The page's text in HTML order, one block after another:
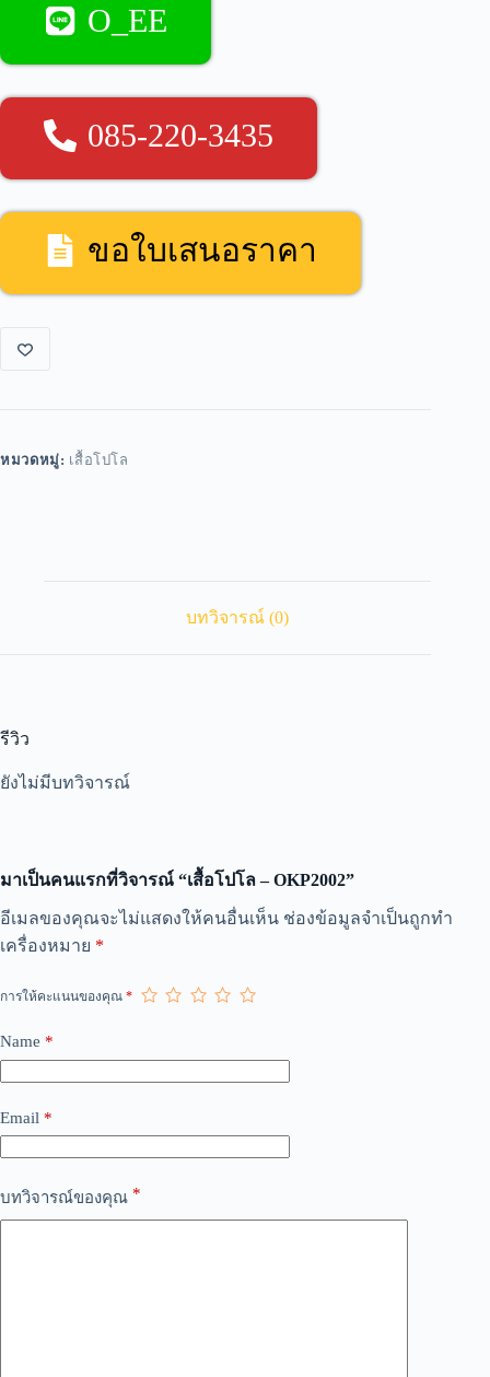
O_EE
085-220-3435
ขอใบเสนอราคา
หมวดหมู่: เสื้อโปโล
บทวิจารณ์ (0)
รีวิว
ยังไม่มีบทวิจารณ์
มาเป็นคนแรกที่วิจารณ์ “เสื้อโปโล – OKP2002”
อีเมลของคุณจะไม่แสดงให้คนอื่นเห็น ช่องข้อมูลจำเป็นถูกทำ
เครื่องหมาย *
การให้คะแนนของคุณ *
Name *
Email *
บทวิจารณ์ของคุณ *
A
t
r
a
t
e